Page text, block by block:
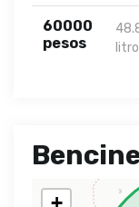
60000
pesos